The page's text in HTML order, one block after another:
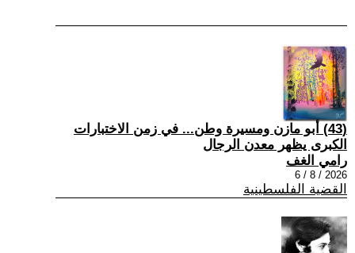
(43) أبو مازن ومسيرة وطن... في زمن الاختبارات
الكبرى يظهر معدن الرجال
رامي الغف
2026 / 8 / 6
القضية الفلسطينية